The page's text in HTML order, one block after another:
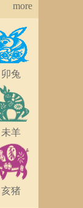
more
卯兔
未羊
亥猪